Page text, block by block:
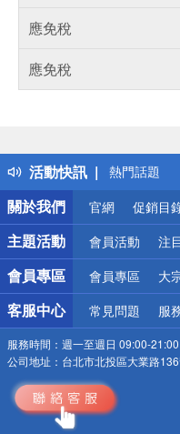
應免稅
應免稅
活動快訊
得獎公告
熱門話題
銀行優惠
偏遠地區配
詐騙網頁！
關於我們
官網 促銷目
主題活動 會員活動 注
會員專區 會員專區 大
客服中心 常見問題 服
服務時間： 週一至週日 09:00-
公司地址： 台北市北投區大業路